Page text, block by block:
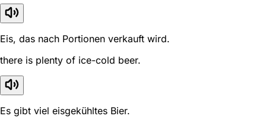
Eis, das nach Portionen verkauft wird.
there is plenty of ice-cold beer.
Es gibt viel eisgekühltes Bier.